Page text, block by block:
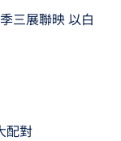
三展聯映 以白
配對